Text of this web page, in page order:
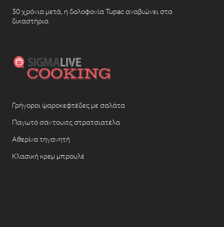
30 χρόνια μετά, η δολοφονία Tupac αναβιώνει στα
δικαστήρια
Γρήγοροι ψαροκεφτέδες με σαλάτα
Παγωτό σάντουιτς στρατσιατέλα
Αθερίνα τηγανητή
Κλασική κρεμ μπρουλέ